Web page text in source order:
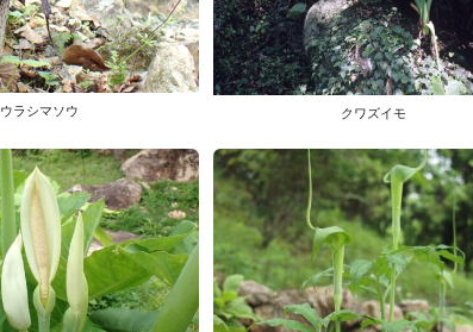
ウラシマソウ クワズイモ